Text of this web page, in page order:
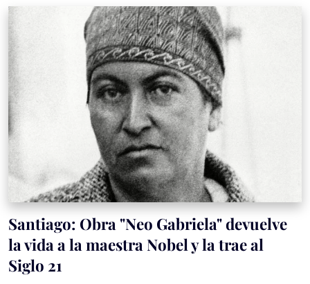
Santiago: Obra "Neo Gabriela" devuelve
la vida a la maestra Nobel y la trae al
Siglo 21